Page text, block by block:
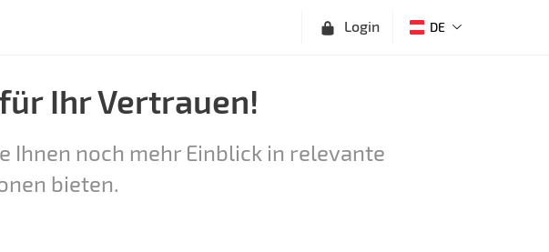
Login DE
Ihr Vertrauen!
Ihnen noch mehr Einblick in relevante
bieten.